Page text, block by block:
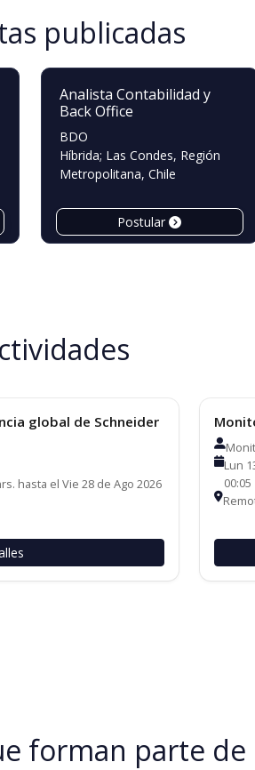
publicadas
Analista Contabilidad y
Back Office
BDO
Híbrida; Las Condes, Región
Metropolitana, Chile
Postular
global de Schneider
hasta el Vie 28 de Ago 2026
Lun
00:05
forman parte